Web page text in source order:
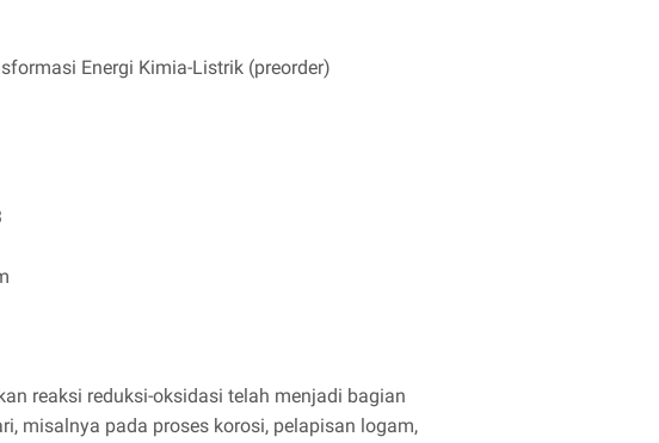
Energi Kimia-Listrik (preorder)
reaksi reduksi-oksidasi telah menjadi bagian
misalnya pada proses korosi, pelapisan logam,